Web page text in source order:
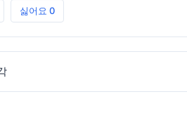
싫어요 0